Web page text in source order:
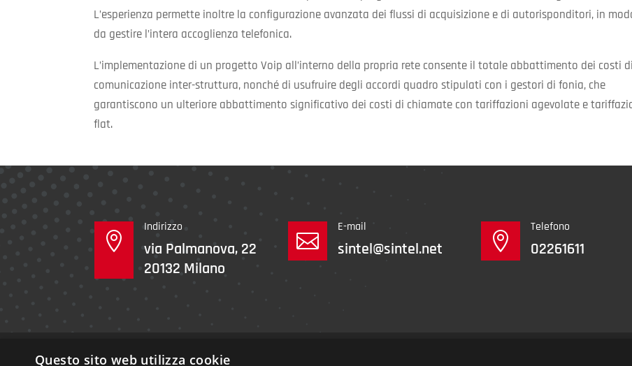
L’esperienza permette inoltre la configurazione avanzata dei flussi di acquisizione e di autorisponditori, in
da gestire l’intera accoglienza telefonica.
L’implementazione di un progetto Voip all’interno della propria rete consente il totale abbattimento dei costi di
comunicazione inter-struttura, nonché di usufruire degli accordi quadro stipulati con i gestori di fonia, che
garantiscono un ulteriore abbattimento significativo dei costi di chiamate con tariffazioni agevolate e
flat.

Indirizzo
via Palmanova, 22
20132 Milano

E-mail
sintel@sintel.net 
Telefono
02261611
Sintel s.r.l. | c.f. e p.iva 02502940964 | Cap. Soc. i.v. Euro 1.500.000 | CCIAA Milano n. iscr.
Questo sito web utilizza cookie